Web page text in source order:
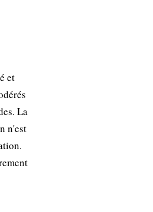
et
La
n'est